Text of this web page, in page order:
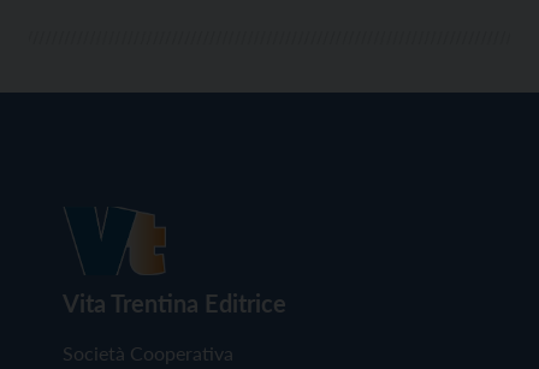
Vita Trentina Editrice
Società Cooperativa